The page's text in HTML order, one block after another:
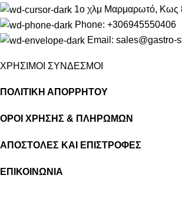
1ο χλμ Μαρμαρωτό, Κως
Phone: +306945550406
Email: sales@gastro-
ΧΡΗΣΙΜΟΙ ΣΥΝΔΕΣΜΟΙ
ΠΟΛΙΤΙΚΗ ΑΠΟΡΡΗΤΟΥ
ΟΡΟΙ ΧΡΗΣΗΣ & ΠΛΗΡΩΜΩΝ
ΑΠΟΣΤΟΛΕΣ ΚΑΙ ΕΠΙΣΤΡΟΦΕΣ
ΕΠΙΚΟΙΝΩΝΙΑ